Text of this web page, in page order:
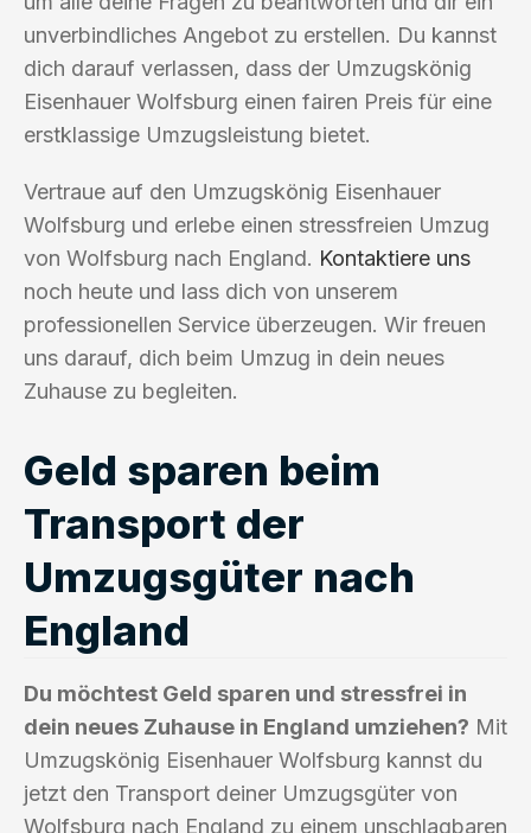
unverbindliches Angebot zu erstellen. Du kannst
dich darauf verlassen, dass der Umzugskönig
Eisenhauer Wolfsburg einen fairen Preis für eine
erstklassige Umzugsleistung bietet.
Vertraue auf den Umzugskönig Eisenhauer
Wolfsburg und erlebe einen stressfreien Umzug
von Wolfsburg nach England. Kontaktiere uns
noch heute und lass dich von unserem
professionellen Service überzeugen. Wir freuen
uns darauf, dich beim Umzug in dein neues
Zuhause zu begleiten.
Geld sparen beim
Transport der
Umzugsgüter nach
England
Du möchtest Geld sparen und stressfrei in
dein neues Zuhause in England umziehen? Mit
Umzugskönig Eisenhauer Wolfsburg kannst du
jetzt den Transport deiner Umzugsgüter von
Wolfsburg nach England zu einem unschlagbaren